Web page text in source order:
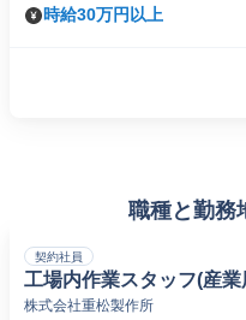
時給30万円以上
職種と勤務
契約社員
工場内作業スタッフ(産
株式会社重松製作所